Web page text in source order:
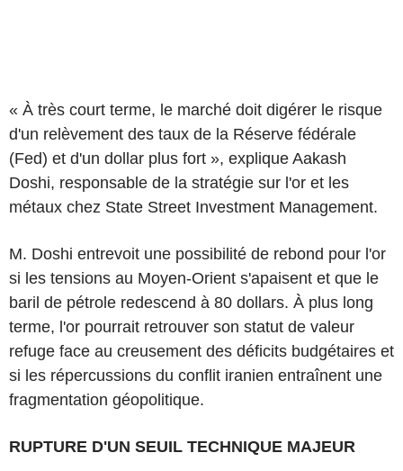
« À très court terme, le marché doit digérer le risque
d'un relèvement des taux de la Réserve fédérale
(Fed) et d'un dollar plus fort », explique Aakash
Doshi, responsable de la stratégie sur l'or et les
métaux chez State Street Investment Management.
M. Doshi entrevoit une possibilité de rebond pour l'or
si les tensions au Moyen-Orient s'apaisent et que le
baril de pétrole redescend à 80 dollars. À plus long
terme, l'or pourrait retrouver son statut de valeur
refuge face au creusement des déficits budgétaires et
si les répercussions du conflit iranien entraînent une
fragmentation géopolitique.
RUPTURE D'UN SEUIL TECHNIQUE MAJEUR